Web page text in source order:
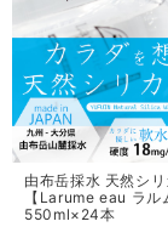
由布岳採水 天然シリ
【Larume eau ラル
550ml×24本